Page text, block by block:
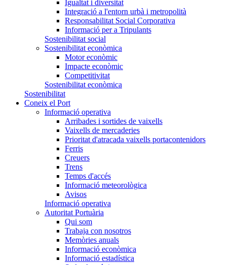
Igualtat i diversitat
Integració a l'entorn urbà i metropolità
Responsabilitat Social Corporativa
Informació per a Tripulants
Sostenibilitat social
Sostenibilitat econòmica
Motor econòmic
Impacte econòmic
Competitivitat
Sostenibilitat econòmica
Sostenibilitat
Coneix el Port
Informació operativa
Arribades i sortides de vaixells
Vaixells de mercaderies
Prioritat d'atracada vaixells portacontenidors
Ferris
Creuers
Trens
Temps d'accés
Informació meteorològica
Avisos
Informació operativa
Autoritat Portuària
Qui som
Trabaja con nosotros
Memòries anuals
Informació econòmica
Informació estadística